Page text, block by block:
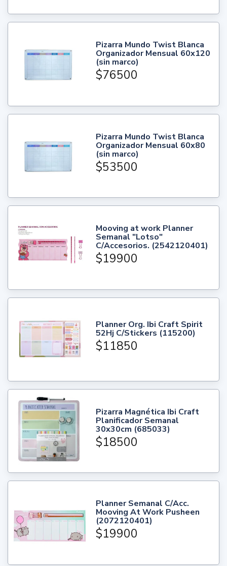
Pizarra Mundo Twist Blanca
Organizador Mensual 60x120
(sin marco)
$76500
Pizarra Mundo Twist Blanca
Organizador Mensual 60x80
(sin marco)
$53500
Mooving at work Planner
Semanal "Lotso"
C/Accesorios. (2542120401)
$19900
Planner Org. Ibi Craft Spirit
52Hj C/Stickers (115200)
$11850
Pizarra Magnética Ibi Craft
Planificador Semanal
30x30cm (685033)
$18500
Planner Semanal C/Acc.
Mooving At Work Pusheen
(2072120401)
$19900